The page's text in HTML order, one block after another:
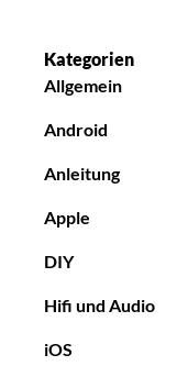
Kategorien
Allgemein
Android
Anleitung
Apple
DIY
Hifi und Audio
iOS